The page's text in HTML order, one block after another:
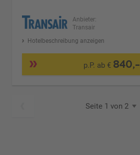
Anbieter:
Transair
Hotelbeschreibung anzeigen
p.P. ab € 840,-
Seite 1 von 2